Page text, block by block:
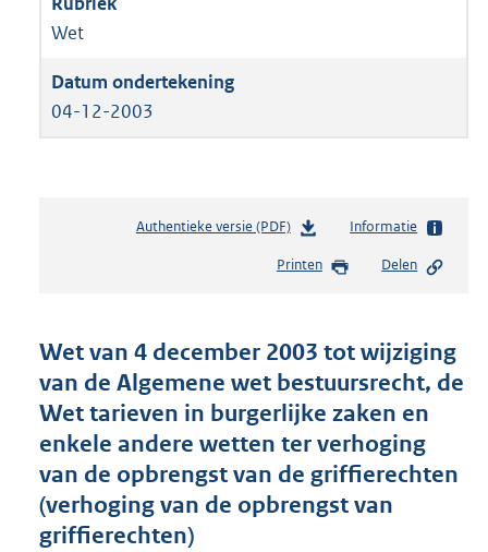
Wet
04-12-2003
Authentieke versie (PDF)b
s
n
d
s
g
o
o
t
Informatie
Printen Delen
Wet van 4 december 2003 tot wijziging
van de Algemene wet bestuursrecht, de
Wet tarieven in burgerlijke zaken en
enkele andere wetten ter verhoging
van de opbrengst van de griffierechten
(verhoging van de opbrengst van
griffierechten)